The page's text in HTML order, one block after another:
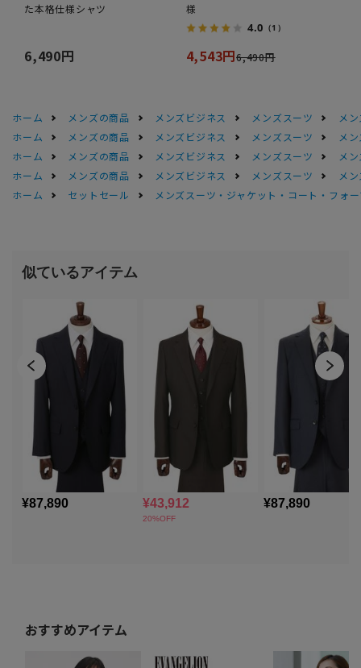
た本格仕様シャツ
6,490円
様
4.0 （1）
4,543円6,490円
ホーム メンズの商品 メンズビジネス メンズスーツ
メ
ホーム
メンズの商品 メンズビジネス メンズスーツ
メ
ホーム
メンズの商品 メンズビジネス メンズスーツ
メ
ホーム
メンズの商品 メンズビジネス メンズスーツ
メ
ホーム
セットセール メンズスーツ・ジャケット・コート・フォ